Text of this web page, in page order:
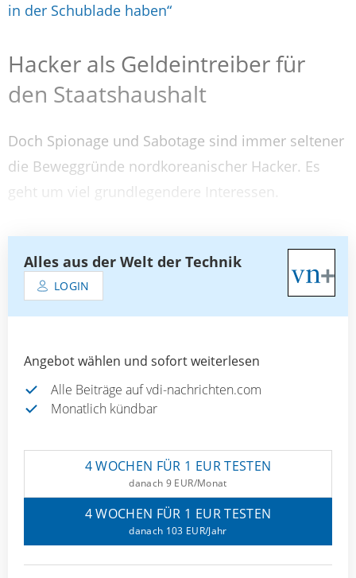
in der Schublade haben“
Hacker als Geldeintreiber für
den Staatshaushalt
Doch Spionage und Sabotage sind immer seltener
die Beweggründe nordkoreanischer Hacker. Es
geht um viel grundlegendere Interessen.
Alles aus der Welt der Technik
LOGIN
Angebot wählen und sofort weiterlesen
Alle Beiträge auf vdi-nachrichten.com
Monatlich kündbar
4 WOCHEN FÜR 1 EUR TESTEN
danach 9 EUR/Monat
4 WOCHEN FÜR 1 EUR TESTEN
danach 103 EUR/Jahr